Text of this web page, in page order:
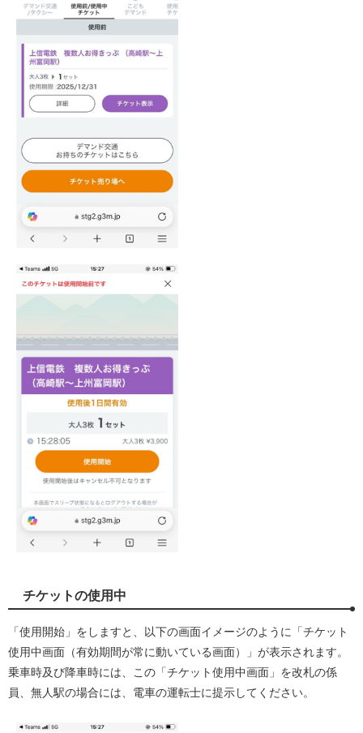
チケットの使用中
「使用開始」をしますと、以下の画面イメージのように「チケット
使用中画面（有効期間が常に動いている画面）」が表示されます。
乗車時及び降車時には、この「チケット使用中画面」を改札の係
員、無人駅の場合には、電車の運転士に提示してください。